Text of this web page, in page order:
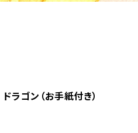
ラゴン（お手紙付き）